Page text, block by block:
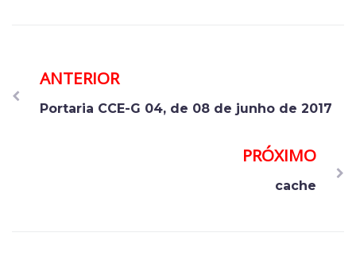
ANTERIOR
Portaria CCE-G 04, de 08 de junho de 2017
PRÓXIMO
cache